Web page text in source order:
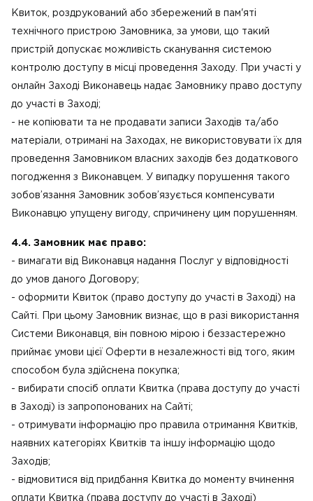
Квиток, роздрукований або збережений в пам'яті
технічного пристрою Замовника, за умови, що такий
пристрій допускає можливість сканування системою
контролю доступу в місці проведення Заходу. При участі у
онлайн Заході Виконавець надає Замовнику право доступу
до участі в Заході;
- не копіювати та не продавати записи Заходів та/або
матеріали, отримані на Заходах, не використовувати їх для
проведення Замовником власних заходів без додаткового
погодження з Виконавцем. У випадку порушення такого
зобов’язання Замовник зобов’язується компенсувати
Виконавцю упущену вигоду, спричинену цим порушенням.
4.4. Замовник має право:
- вимагати від Виконавця надання Послуг у відповідності
до умов даного Договору;
- оформити Квиток (право доступу до участі в Заході) на
Сайті. При цьому Замовник визнає, що в разі використання
Системи Виконавця, він повною мірою і беззастережно
приймає умови цієї Оферти в незалежності від того, яким
способом була здійснена покупка;
- вибирати спосіб оплати Квитка (права доступу до участі
в Заході) із запропонованих на Сайті;
- отримувати інформацію про правила отримання Квитків,
наявних категоріях Квитків та іншу інформацію щодо
Заходів;
- відмовитися від придбання Квитка до моменту вчинення
оплати Квитка (права доступу до участі в Заході)